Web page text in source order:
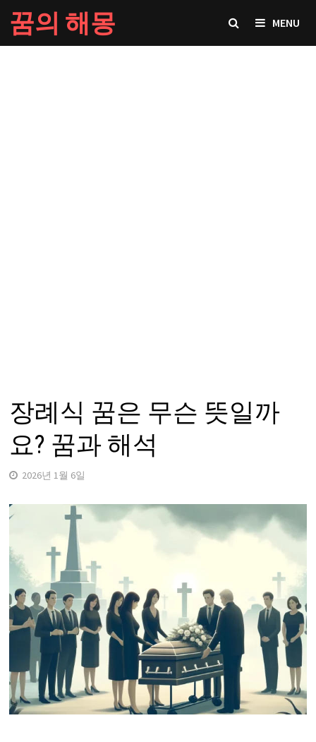
Skip
to
content
꿈의 해몽 MENU
장례식 꿈은 무슨 뜻일까
요? 꿈과 해석
2026년 1월 6일